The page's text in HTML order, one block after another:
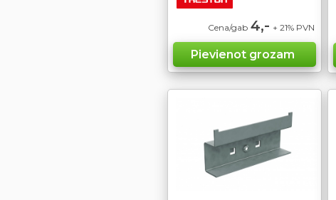
Cena/gab 4,- + 21% PVN